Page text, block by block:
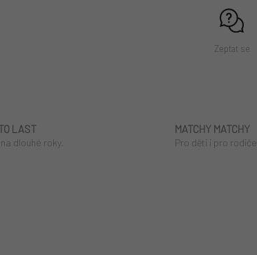
Zeptat se
LAST
dlouhé roky.
MATCHY MATCHY
Pro děti i pro